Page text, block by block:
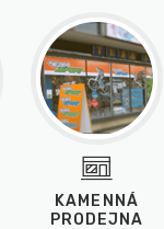
KAMENNÁ
PRODEJNA